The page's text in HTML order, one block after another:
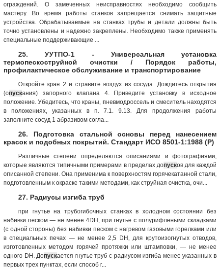
ограждений. О замеченных неисправностях необходимо сообщить
мастеру. Во время работы станков запрещается снимать защитные
устройства. Обрабатываемые на станках трубы и детали должны быть
точно установлены и надежно закреплены. Необходимо также применять
специальные поддерживающие ...
25. УУТПО-1 - Универсальная установка
термопескоструйной очистки / Порядок работы,
профилактическое обслуживание и транспортирование
Откройте кран 2 и стравите воздух из сосуда. Дождитесь открытия
(опускания) запорного клапана 4. Приведите установку в исходное
положение. Убедитесь, что краны, пневмодроссель и смеситель находятся
в положениях, указанных в п. 7.1. 9.13. Для продолжения работы
заполните сосуд 1 абразивом согла...
26. Подготовка стальной основы перед нанесением
красок и подобных покрытий. Стандарт ИСО 8501-1:1988 (Р)
Различные степени определяются описаниями и фотографиями,
которые являются типичными примерами в пределах допусков для каждой
описанной степени. Она применима к поверхностям горячекатанной стали,
подготовленным к окраске такими методами, как струйная очистка, очи...
27. Радиусы изгиба труб
при гнутье на трубогибочных станках в холодном состоянии без
набивки песком — не менее 4DH, при гнутье с полурифлеными складками
(с одной стороны) без набивки песком с нагревом газовыми горелками или
в специальных печах — не менее 2,5 DH, для крутоизогнутых отводов,
изготовленных методом горячей протяжки или штамповки, — не менее
одного DH. Допускается гнутье труб с радиусом изгиба менее указанных в
первых трех пунктах, если способ г...